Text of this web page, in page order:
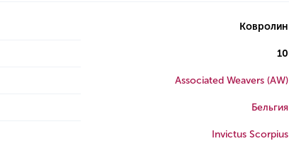
Ковролин
10
Associated Weavers (AW)
Бельгия
Invictus Scorpius